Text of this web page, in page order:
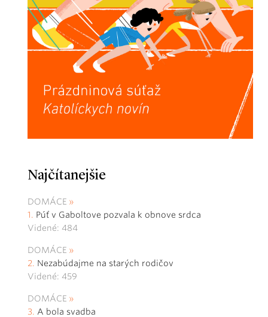
Najčítanejšie
DOMÁCE
Púť v Gaboltove pozvala k obnove srdca
Videné: 484
DOMÁCE
Nezabúdajme na starých rodičov
Videné: 459
DOMÁCE
A bola svadba